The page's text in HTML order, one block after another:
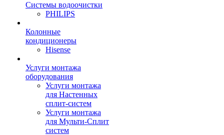
Системы водоочистки
PHILIPS
Колонные
кондиционеры
Hisense
Услуги монтажа
оборудования
Услуги монтажа
для Настенных
сплит-систем
Услуги монтажа
для Мульти-Сплит
систем